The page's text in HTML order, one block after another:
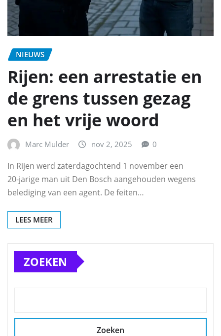
NIEUWS
Rijen: een arrestatie en
de grens tussen gezag
en het vrije woord
Marc Mulder nov 2, 2025 0
In Rijen werd zaterdagochtend 1 november een
20‑jarige man uit Den Bosch aangehouden wegens
belediging van een agent. De feiten…
LEES MEER
ZOEKEN
Zoeken